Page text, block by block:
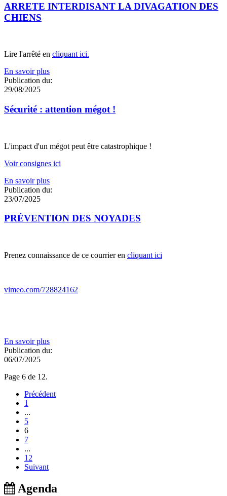
ARRETE INTERDISANT LA DIVAGATION DES
CHIENS
Lire l'arrêté en cliquant ici.
En savoir plus
Publication du:
29/08/2025
Sécurité : attention mégot !
L'impact d'un mégot peut être catastrophique !
Voir consignes ici
En savoir plus
Publication du:
23/07/2025
PRÉVENTION DES NOYADES
Prenez connaissance de ce courrier en cliquant ici
vimeo.com/728824162
En savoir plus
Publication du:
06/07/2025
Page 6 de 12.
Précédent
1
...
5
6
7
...
12
Suivant
Agenda